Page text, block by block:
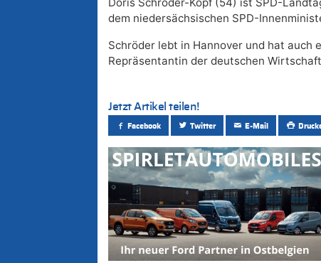
Doris Schröder-Köpf (54) ist SPD-
dem niedersächsischen SPD-
Schröder lebt in Hannover und hat auch
Repräsentantin der deutschen
Jetzt Artikel teilen!
Facebook Twitter E-Mail